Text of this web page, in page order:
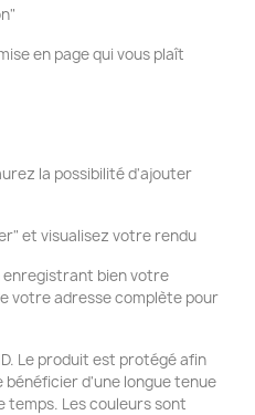
en page qui vous plaît
la possibilité d'ajouter
et visualisez votre rendu
enregistrant bien votre
votre adresse complète pour
Le produit est protégé afin
d'une longue tenue
temps. Les couleurs sont